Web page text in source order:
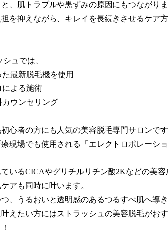
、肌トラブルや黒ずみの原因にもつながり
を抑えながら、キレイを長続きさせるケア
ュでは、
最新脱毛機を使用
による施術
カウンセリング
初心者の方にも人気の美容脱毛専門サロンで
現場でも使用される「エレクトロポレーシ
いるCICAやグリチルリチン酸2Kなどの美容
アも同時に叶います。
、うるおいと透明感のあるつるすべ肌へ導
えたい方にはストラッシュの美容脱毛がお